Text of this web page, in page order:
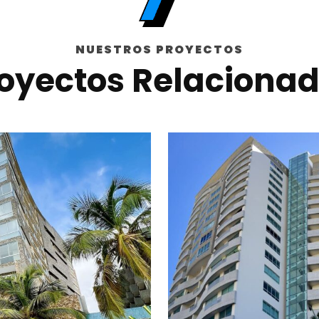
NUESTROS PROYECTOS